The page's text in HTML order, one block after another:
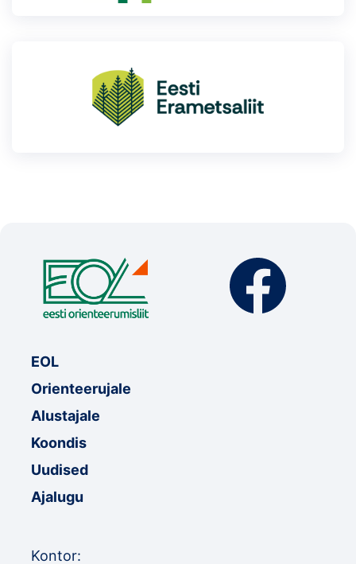
EOL
Orienteerujale
Alustajale
Koondis
Uudised
Ajalugu
Kontor: